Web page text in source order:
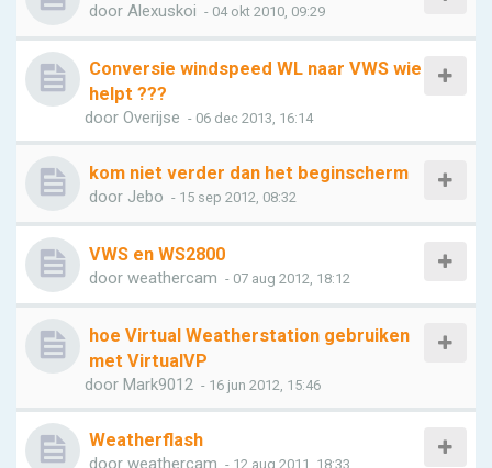
door Alexuskoi - 04 okt 2010, 09:29
Conversie windspeed WL naar VWS wie
helpt ???
door Overijse - 06 dec 2013, 16:14
kom niet verder dan het beginscherm
door Jebo - 15 sep 2012, 08:32
VWS en WS2800
door weathercam - 07 aug 2012, 18:12
hoe Virtual Weatherstation gebruiken
met VirtualVP
door Mark9012 - 16 jun 2012, 15:46
Weatherflash
door weathercam - 12 aug 2011, 18:33